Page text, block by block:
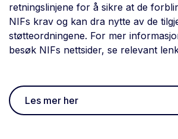
retningslinjene for å sikre at de
NIFs krav og kan dra nytte av de
støtteordningene. For mer
besøk NIFs nettsider, se relevant
Les mer her